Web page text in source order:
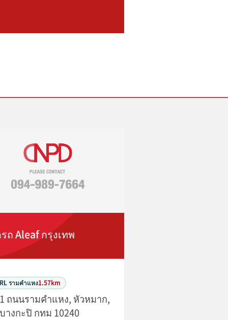
ถ Aleaf กรุงเทพ
รามคำแหง1.57km
1 ถนนรามคำแหง, หัวหมาก,
บางกะปิ กทม 10240